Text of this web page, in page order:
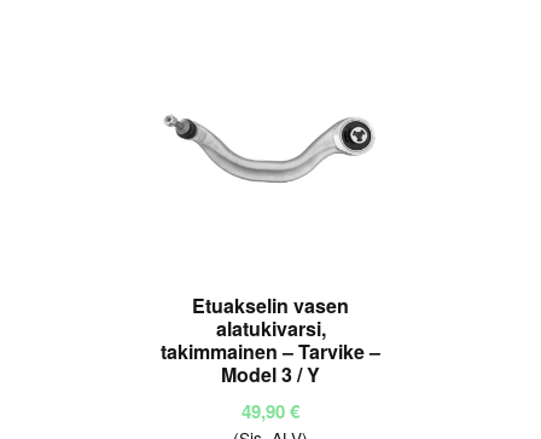
Etuakselin vasen
alatukivarsi,
takimmainen – Tarvike –
Model 3 / Y
49,90€